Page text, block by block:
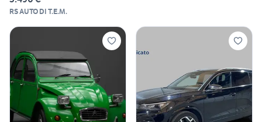
RS AUTO DI T.E.M.